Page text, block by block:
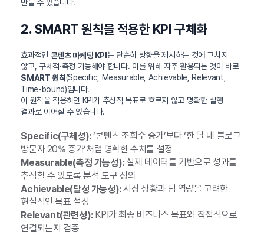
만들 수 있습니다.
2. SMART 원칙을 적용한 KPI 구체화
효과적인 콘텐츠 마케팅 KPI는 단순히 방향을 제시하는 것에 그치지
않고, 구체적·측정 가능해야 합니다. 이를 위해 자주 활용되는 것이 바로
SMART 원칙(Specific, Measurable, Achievable, Relevant,
Time-bound)입니다.
이 원칙을 적용하면 KPI가 추상적 목표로 흐르지 않고 명확한 실행
결과로 이어질 수 있습니다.
Specific(구체성):‘콘텐츠 조회수 증가’보다 ‘한 달 내 블로그
방문자 20% 증가’처럼 명확한 수치를 설정
Measurable(측정 가능성):실제 데이터를 기반으로 성과를
추적할 수 있도록 분석 도구 정의
Achievable(달성 가능성):시장 상황과 팀 역량을 고려한
현실적인 목표 설정
Relevant(관련성):KPI가 최종 비즈니스 목표와 직접적으로
연결되는지 검증